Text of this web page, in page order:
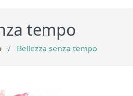
tempo
/ Bellezza senza tempo